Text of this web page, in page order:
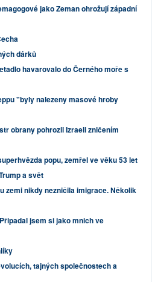
jako Zeman ohrožují západní
dárků
havarovalo do Černého moře s
"byly nalezeny masové hroby
obrany pohrozil Izraeli zničením
popu, zemřel ve věku 53 let
a svět
zemi nikdy nezničila imigrace. Několik
Připadal jsem si jako mnich ve
tajných společnostech a